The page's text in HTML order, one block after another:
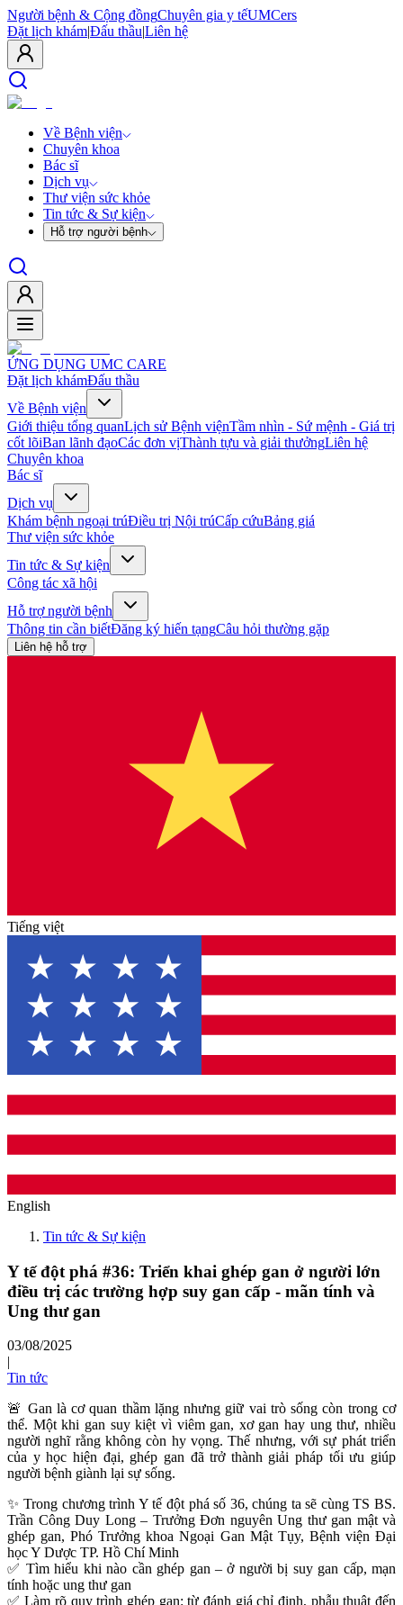
Người bệnh & Cộng đồngChuyên gia y tếUMCers
Đặt lịch khám|Đấu thầu|Liên hệ
Về Bệnh viện
Chuyên khoa
Bác sĩ
Dịch vụ
Thư viện sức khỏe
Tin tức & Sự kiện
Hỗ trợ người bệnh
ỨNG DỤNG UMC CARE
Đặt lịch khámĐấu thầu
Về Bệnh viện
Giới thiệu tổng quanLịch sử Bệnh việnTầm nhìn - Sứ mệnh - Giá trị
cốt lõiBan lãnh đạoCác đơn vịThành tựu và giải thưởngLiên hệ
Chuyên khoa
Bác sĩ
Dịch vụ
Khám bệnh ngoại trúĐiều trị Nội trúCấp cứuBảng giá
Thư viện sức khỏe
Tin tức & Sự kiện
Công tác xã hội
Hỗ trợ người bệnh
Thông tin cần biếtĐăng ký hiến tạngCâu hỏi thường gặp
Liên hệ hỗ trợ
Tiếng việt
English
Tin tức & Sự kiện
Y tế đột phá #36: Triển khai ghép gan ở người lớn
điều trị các trường hợp suy gan cấp - mãn tính và
Ung thư gan
03/08/2025
|
Tin tức
🚨 Gan là cơ quan thầm lặng nhưng giữ vai trò sống còn trong cơ
thể. Một khi gan suy kiệt vì viêm gan, xơ gan hay ung thư, nhiều
người nghĩ rằng không còn hy vọng. Thế nhưng, với sự phát triển
của y học hiện đại, ghép gan đã trở thành giải pháp tối ưu giúp
người bệnh giành lại sự sống.
✨ Trong chương trình Y tế đột phá số 36, chúng ta sẽ cùng TS BS.
Trần Công Duy Long – Trưởng Đơn nguyên Ung thư gan mật và
ghép gan, Phó Trưởng khoa Ngoại Gan Mật Tụy, Bệnh viện Đại
học Y Dược TP. Hồ Chí Minh
✅ Tìm hiểu khi nào cần ghép gan – ở người bị suy gan cấp, mạn
tính hoặc ung thư gan
✅ Làm rõ quy trình ghép gan: từ đánh giá chỉ định, phẫu thuật đến